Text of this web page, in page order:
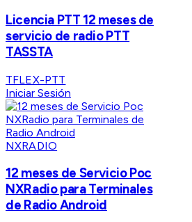
Licencia PTT 12 meses de
servicio de radio PTT
TASSTA
TFLEX-PTT
Iniciar Sesión
NXRADIO
12 meses de Servicio Poc
NXRadio para Terminales
de Radio Android